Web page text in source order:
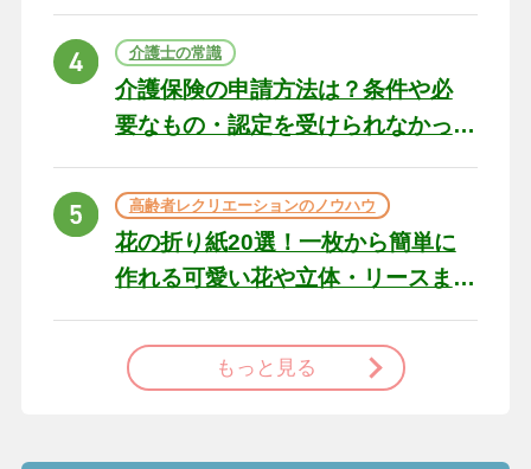
ト
介護士の常識
介護保険の申請方法は？条件や必
要なもの・認定を受けられなかっ
高齢者レクリエーションのノウハウ
花の折り紙20選！一枚から簡単に
作れる可愛い花や立体・リースま
もっと見る